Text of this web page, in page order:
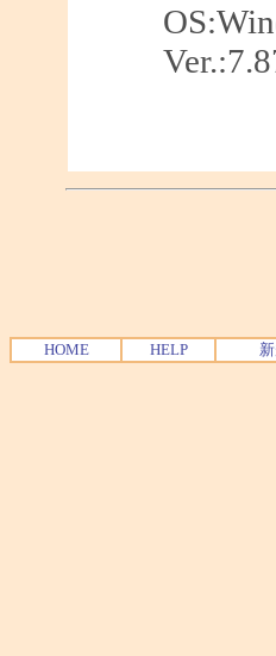
HOME HELP